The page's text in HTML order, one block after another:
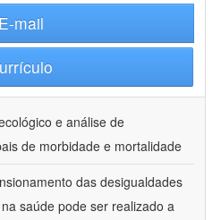
E-mail
e análise de
de morbidade e mortalidade
das desigualdades
saúde pode ser realizado a